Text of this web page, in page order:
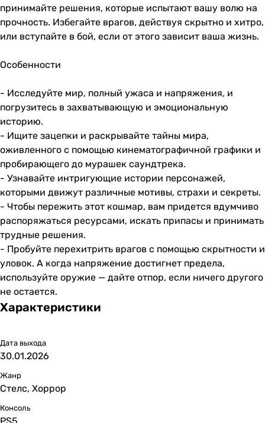
принимайте решения, которые испытают вашу волю на
прочность. Избегайте врагов, действуя скрытно и хитро,
или вступайте в бой, если от этого зависит ваша жизнь.
Особенности
- Исследуйте мир, полный ужаса и напряжения, и
погрузитесь в захватывающую и эмоциональную
историю.
- Ищите зацепки и раскрывайте тайны мира,
оживленного с помощью кинематографичной графики и
пробирающего до мурашек саундтрека.
- Узнавайте интригующие истории персонажей,
которыми движут различные мотивы, страхи и секреты.
- Чтобы пережить этот кошмар, вам придется вдумчиво
распоряжаться ресурсами, искать припасы и принимать
трудные решения.
- Пробуйте перехитрить врагов с помощью скрытности и
уловок. А когда напряжение достигнет предела,
используйте оружие — дайте отпор, если ничего другого
не остается.
Характеристики
Дата выхода
30.01.2026
Жанр
Стелс, Хоррор
Консоль